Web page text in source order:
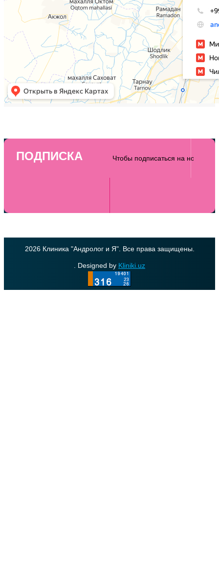
ПОДПИСКА
2026 Клиника "Андролог и Я". Все права защищены.
. Designed by Kliniki.uz